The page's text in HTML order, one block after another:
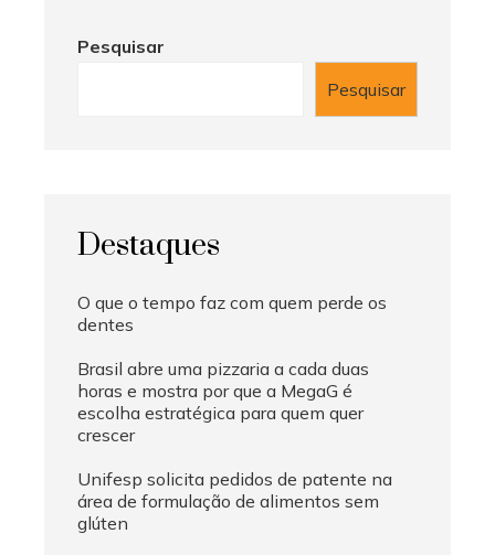
Pesquisar
Pesquisar
Destaques
O que o tempo faz com quem perde os
dentes
Brasil abre uma pizzaria a cada duas
horas e mostra por que a MegaG é
escolha estratégica para quem quer
crescer
Unifesp solicita pedidos de patente na
área de formulação de alimentos sem
glúten